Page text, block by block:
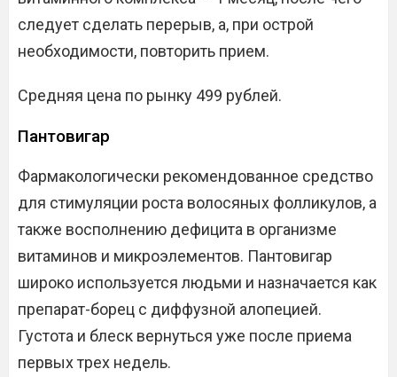
следует сделать перерыв, а, при острой
необходимости, повторить прием.
Средняя цена по рынку 499 рублей.
Пантовигар
Фармакологически рекомендованное средство
для стимуляции роста волосяных фолликулов, а
также восполнению дефицита в организме
витаминов и микроэлементов. Пантовигар
широко используется людьми и назначается как
препарат-борец с диффузной алопецией.
Густота и блеск вернуться уже после приема
первых трех недель.